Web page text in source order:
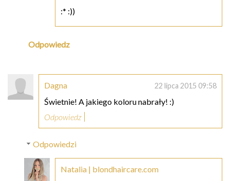
:* :))
Odpowiedz
Dagna 22 lipca 2015 09:58
Świetnie! A jakiego koloru nabrały! :)
Odpowiedz
Odpowiedzi
Natalia | blondhaircare.com